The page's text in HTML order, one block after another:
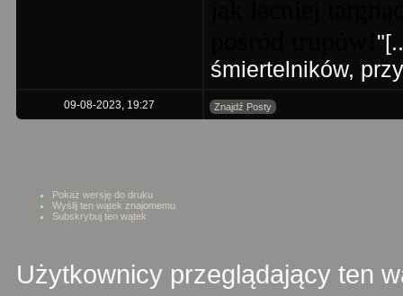
śmiertelników,
09-08-2023, 19:27 Znajdź Posty
Pokaż wersję do druku
Wyślij ten wątek znajomemu
Subskrybuj ten wątek
Użytkownicy przeglądający ten